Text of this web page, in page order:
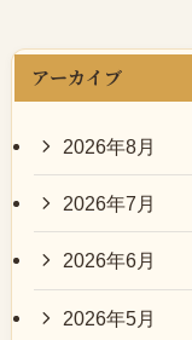
アーカイブ
2026年8月
2026年7月
2026年6月
2026年5月